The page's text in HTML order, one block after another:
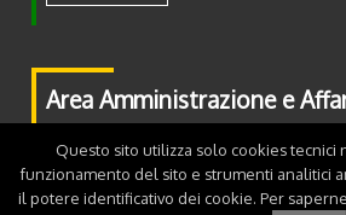
Area Amministrazione e
Piazza Fiera, 2 - 38122 Trento
Contatti
Questo sito utilizza solo cookies tecnici
funzionamento del sito e strumenti analitici
il potere identificativo dei cookie. Per